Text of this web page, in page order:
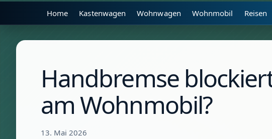
Home Kastenwagen Wohnwagen Wohnmobil Reisen
Handbremse
am Wohnmobil?
13. Mai 2026